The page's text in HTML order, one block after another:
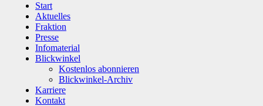
Start
Aktuelles
Fraktion
Presse
Infomaterial
Blickwinkel
Kostenlos abonnieren
Blickwinkel-Archiv
Karriere
Kontakt